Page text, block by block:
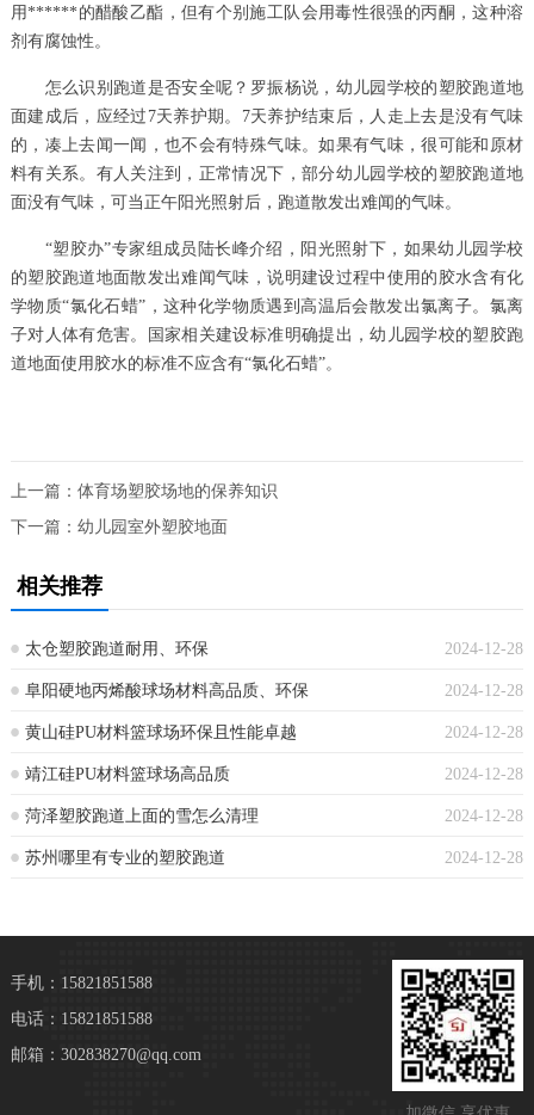
用******的醋酸乙酯，但有个别施工队会用毒性很强的丙酮，这种溶
剂有腐蚀性。
怎么识别跑道是否安全呢？罗振杨说，幼儿园学校的塑胶跑道地
面建成后，应经过7天养护期。7天养护结束后，人走上去是没有气味
的，凑上去闻一闻，也不会有特殊气味。如果有气味，很可能和原材
料有关系。有人关注到，正常情况下，部分幼儿园学校的塑胶跑道地
面没有气味，可当正午阳光照射后，跑道散发出难闻的气味。
“塑胶办”专家组成员陆长峰介绍，阳光照射下，如果幼儿园学校
的塑胶跑道地面散发出难闻气味，说明建设过程中使用的胶水含有化
学物质“氯化石蜡”，这种化学物质遇到高温后会散发出氯离子。氯离
子对人体有危害。国家相关建设标准明确提出，幼儿园学校的塑胶跑
道地面使用胶水的标准不应含有“氯化石蜡”。
上一篇： 体育场塑胶场地的保养知识
下一篇： 幼儿园室外塑胶地面
相关推荐
2024-12-28
太仓塑胶跑道耐用、环保
2024-12-28
阜阳硬地丙烯酸球场材料高品质、环保
2024-12-28
黄山硅PU材料篮球场环保且性能卓越
2024-12-28
靖江硅PU材料篮球场高品质
2024-12-28
菏泽塑胶跑道上面的雪怎么清理
2024-12-28
苏州哪里有专业的塑胶跑道
手机：15821851588
电话：15821851588
邮箱：302838270@qq.com